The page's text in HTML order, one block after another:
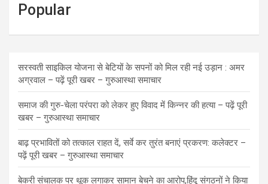
Popular
सरस्वती साइकिल योजना से बेटियों के सपनों को मिल रही नई उड़ान : अमर
अग्रवाल – पढ़ें पूरी खबर – गुरुआस्था समाचार
समाज की गुरु-चेला परंपरा को लेकर हुए विवाद में किन्नर की हत्या – पढ़ें पूरी
खबर – गुरुआस्था समाचार
बाढ़ प्रभावितों को तत्काल राहत दें, सर्वे कर तुरंत बनाएं प्रकरण: कलेक्टर –
पढ़ें पूरी खबर – गुरुआस्था समाचार
बेकरी संचालक पर थूक लगाकर सामान बेचने का आरोप,हिंदू संगठनों ने किया